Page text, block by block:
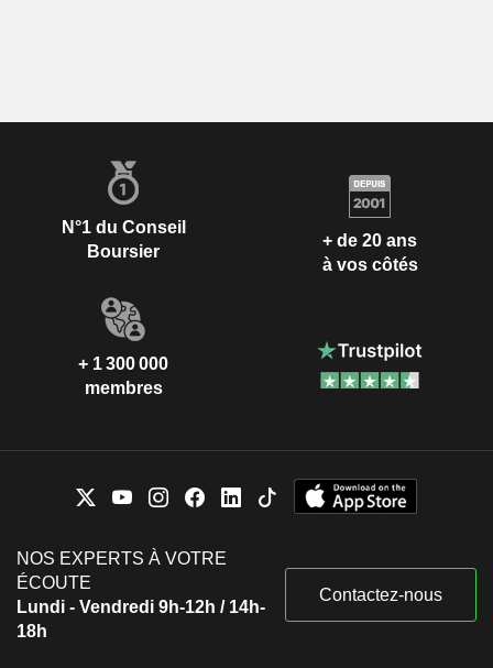
N°1 du Conseil
Boursier
+ de 20 ans
à vos côtés
+ 1 300 000
membres
NOS EXPERTS À VOTRE
ÉCOUTE
Lundi - Vendredi 9h-12h / 14h-
18h
Contactez-nous